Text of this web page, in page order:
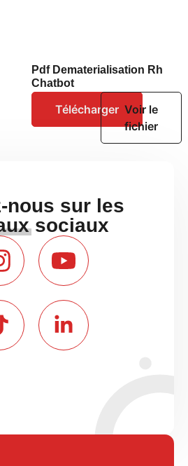
Pdf Dematerialisation Rh
Chatbot
Télécharger Voir le
fichier
nous sur les
sociaux